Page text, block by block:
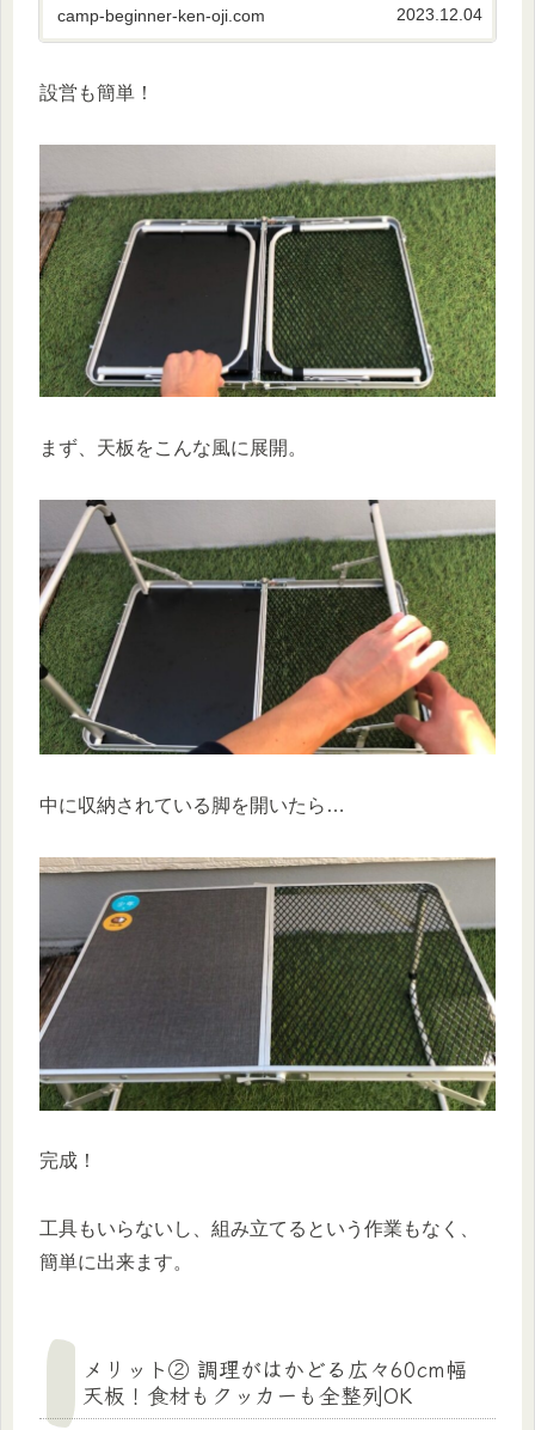
ック1つの無骨キャンプに出発しよう！
camp-beginner-ken-oji.com 2023.12.04
設営も簡単！
まず、天板をこんな風に展開。
中に収納されている脚を開いたら…
完成！
工具もいらないし、組み立てるという作業もなく、
簡単に出来ます。
メリット② 調理がはかどる広々60cm幅
天板！食材もクッカーも全整列OK